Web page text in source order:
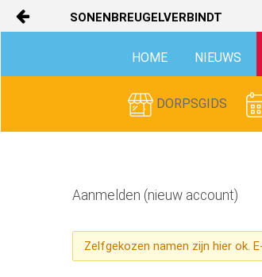
SONENBREUGELVERBINDT
CONTACT
HOME NIEUWS
Dé website van, voor
hier het lokale
vele pleinen en
activiteiten en
DORPSGIDS
Aanmelden (nieuw account)
Zelfgekozen namen zijn hier ok.